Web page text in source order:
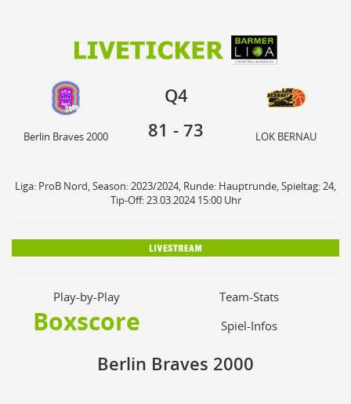
Berlin Braves 2000 LOK BERNAU
Q4
81 - 73
Berlin Braves 2000 LOK BERNAU
Liga: ProB Nord, Season: 2023/2024, Runde: Hauptrunde, Spieltag: 24,
Tip-Off: 23.03.2024 15:00 Uhr
Play-by-Play Team-Stats
Boxscore Spiel-Infos
Berlin Braves 2000